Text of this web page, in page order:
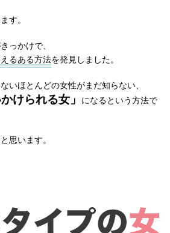
す。
っかけで、
るある方法を発見しました。
いほとんどの女性がまだ知らない、
かけられる女」
になるという方法で
思います。